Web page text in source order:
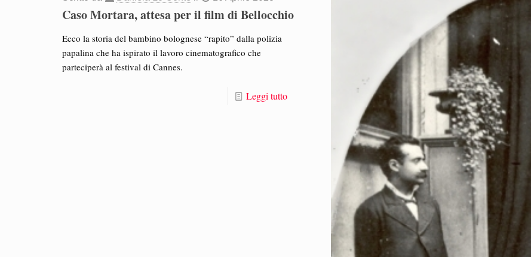
Caso Mortara, attesa per il film di Bellocchio
Ecco la storia del bambino bolognese “rapito” dalla polizia
papalina che ha ispirato il lavoro cinematografico che
parteciperà al festival di Cannes.
Leggi tutto